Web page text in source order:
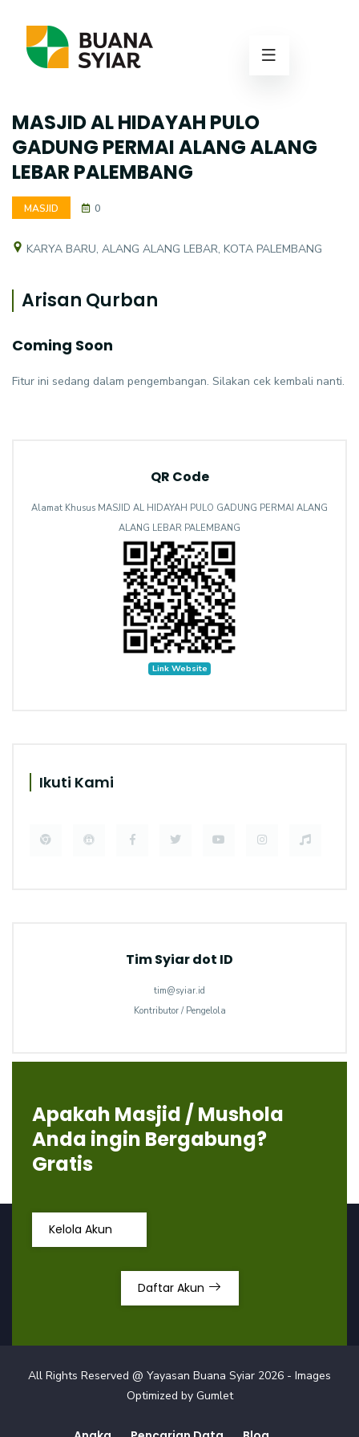
MASJID AL HIDAYAH PULO
GADUNG PERMAI ALANG ALANG
LEBAR PALEMBANG
MASJID 0
KARYA BARU, ALANG ALANG LEBAR, KOTA PALEMBANG
Arisan Qurban
Coming Soon
Fitur ini sedang dalam pengembangan. Silakan cek kembali nanti.
QR Code
Alamat Khusus MASJID AL HIDAYAH PULO GADUNG PERMAI ALANG
ALANG LEBAR PALEMBANG
Link Website
Ikuti Kami
Tim Syiar dot ID
tim@syiar.id
Kontributor / Pengelola
Apakah Masjid / Mushola
Anda ingin Bergabung?
Gratis
Kelola Akun
Daftar Akun
All Rights Reserved @ Yayasan Buana Syiar 2026 - Images
Optimized by Gumlet